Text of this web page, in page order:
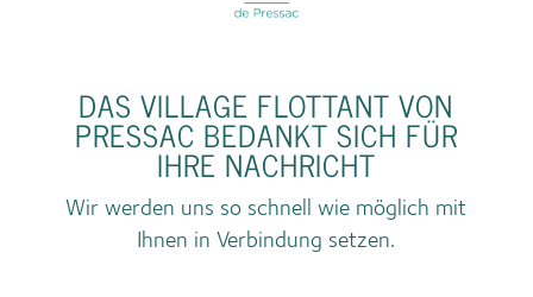
DAS VILLAGE FLOTTANT VON
PRESSAC BEDANKT SICH FÜR
IHRE NACHRICHT
Wir werden uns so schnell wie möglich mit
Ihnen in Verbindung setzen.